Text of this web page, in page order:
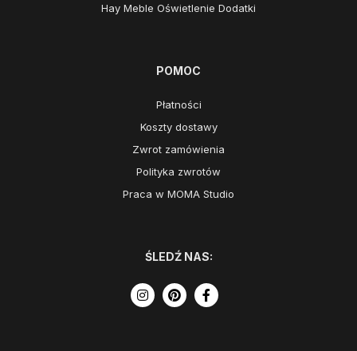
Hay Meble Oświetlenie Dodatki
POMOC
Płatności
Koszty dostawy
Zwrot zamówienia
Polityka zwrotów
Praca w MOMA Studio
ŚLEDŹ NAS: